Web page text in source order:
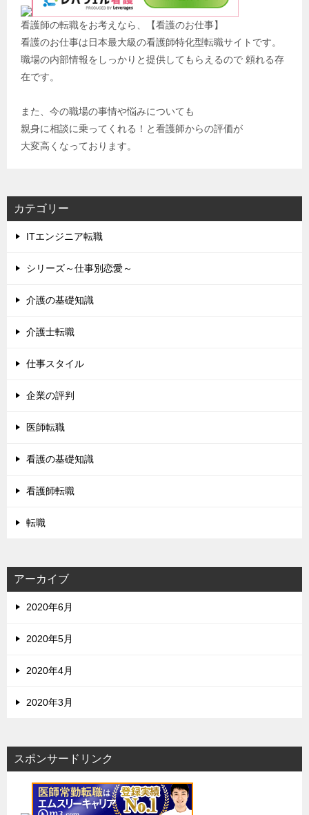
看護師の転職をお考えなら、【看護のお仕事】
看護のお仕事は日本最大級の看護師特化型転職サイトです。
職場の内部情報をしっかりと提供してもらえるので 頼れる存
在です。
また、今の職場の事情や悩みについても
親身に相談に乗ってくれる！と看護師からの評価が
大変高くなっております。
カテゴリー
ITエンジニア転職
シリーズ～仕事別恋愛～
介護の基礎知識
介護士転職
仕事スタイル
企業の評判
医師転職
看護の基礎知識
看護師転職
転職
アーカイブ
2020年6月
2020年5月
2020年4月
2020年3月
スポンサードリンク